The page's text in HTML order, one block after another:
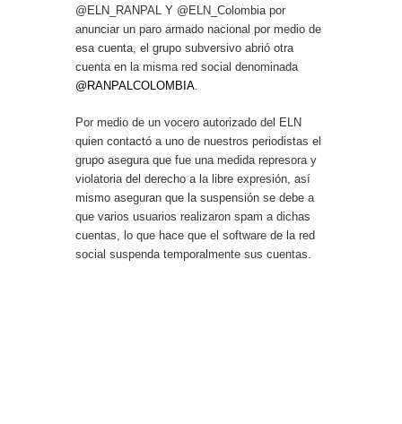
@ELN_RANPAL Y @ELN_Colombia por
anunciar un paro armado nacional por medio de
esa cuenta, el grupo subversivo abrió otra
cuenta en la misma red social denominada
@RANPALCOLOMBIA.
Por medio de un vocero autorizado del ELN
quien contactó a uno de nuestros periodistas el
grupo asegura que fue una medida represora y
violatoria del derecho a la libre expresión, así
mismo aseguran que la suspensión se debe a
que varios usuarios realizaron spam a dichas
cuentas, lo que hace que el software de la red
social suspenda temporalmente sus cuentas.